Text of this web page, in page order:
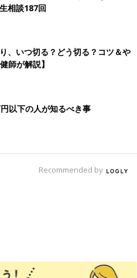
相談187回
、いつ切る？どう切る？コツ＆や
師が解説】
以下の人が知るべき事
Recommended by